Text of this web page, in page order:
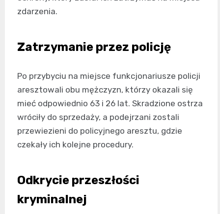
zdarzenia.
Zatrzymanie przez policję
Po przybyciu na miejsce funkcjonariusze policji
aresztowali obu mężczyzn, którzy okazali się
mieć odpowiednio 63 i 26 lat. Skradzione ostrza
wróciły do sprzedaży, a podejrzani zostali
przewiezieni do policyjnego aresztu, gdzie
czekały ich kolejne procedury.
Odkrycie przeszłości
kryminalnej